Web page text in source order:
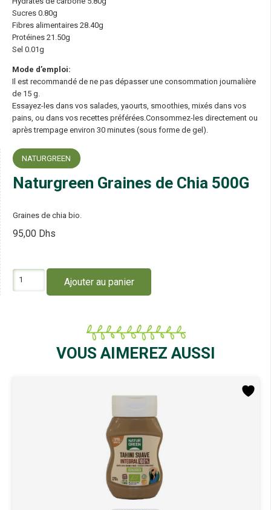
Sucres 0.80g
Fibres alimentaires 28.40g
Protéines 21.50g
Sel 0.01g
Mode d’emploi:
Il est recommandé de ne pas dépasser une consommation journalière
de 15 g.
Essayez-les dans vos salades, yaourts, smoothies, mixés dans vos
pains, ou dans vos recettes préférées.Consommez-les directement ou
après trempage environ 30 minutes (sous forme de gel).
NATURGREEN
Naturgreen Graines de Chia 500G
Graines de chia bio.
95,00 Dhs
Naturgreen
Ajouter au panier
VOUS AIMEREZ AUSSI